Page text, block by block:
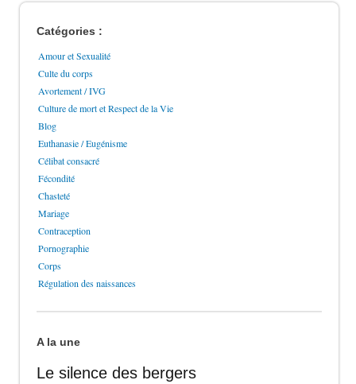
Catégories :
Amour et Sexualité
Culte du corps
Avortement / IVG
Culture de mort et Respect de la Vie
Blog
Euthanasie / Eugénisme
Célibat consacré
Fécondité
Chasteté
Mariage
Contraception
Pornographie
Corps
Régulation des naissances
A la une
Le silence des bergers